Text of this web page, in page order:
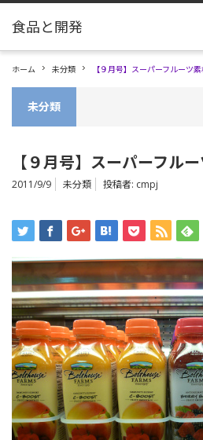
ホーム 未分類 【９月号】スーパーフルーツ
未分類
【９月号】スーパーフル
2011/9/9 未分類 投稿者: cmpj